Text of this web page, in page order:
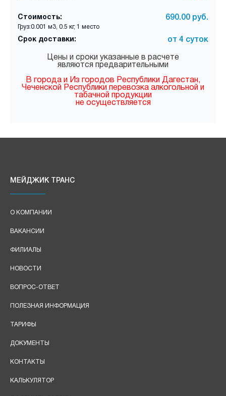
Стоимость: 690.00 руб.
Груз:0.001 м3, 0.5 кг, 1 место
Срок доставки: от 4 суток
Цены и сроки указанные в расчете
являются предварительными
В города и Из городов Республики Дагестан,
Чеченской Республики перевозка алкогольной и
табачной продукции
не осуществляется
МЕЙДЖИК ТРАНС
О КОМПАНИИ
ВАКАНСИИ
ФИЛИАЛЫ
НОВОСТИ
ВОПРОС-ОТВЕТ
ПОЛЕЗНАЯ ИНФОРМАЦИЯ
ТАРИФЫ
ДОКУМЕНТЫ
КОНТАКТЫ
КАЛЬКУЛЯТОР